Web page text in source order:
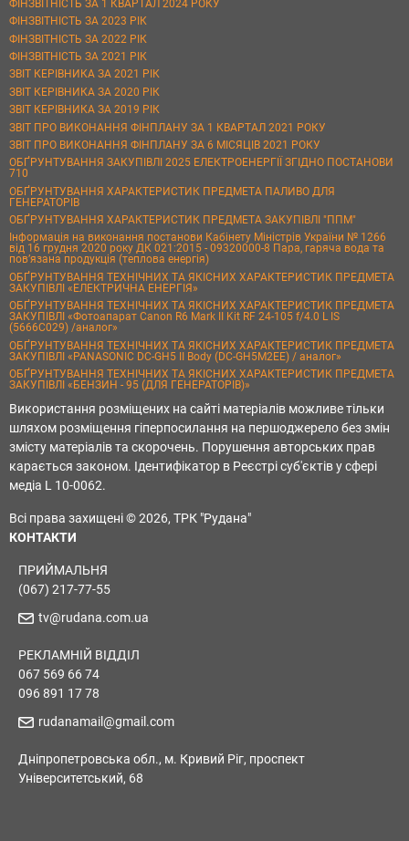
ФІНЗВІТНІСТЬ ЗА 1 КВАРТАЛ 2024 РОКУ
ФІНЗВІТНІСТЬ ЗА 2023 РІК
ФІНЗВІТНІСТЬ ЗА 2022 РІК
ФІНЗВІТНІСТЬ ЗА 2021 РІК
ЗВІТ КЕРІВНИКА ЗА 2021 РІК
ЗВІТ КЕРІВНИКА ЗА 2020 РІК
ЗВІТ КЕРІВНИКА ЗА 2019 РІК
ЗВІТ ПРО ВИКОНАННЯ ФІНПЛАНУ ЗА 1 КВАРТАЛ 2021 РОКУ
ЗВІТ ПРО ВИКОНАННЯ ФІНПЛАНУ ЗА 6 МІСЯЦІВ 2021 РОКУ
ОБҐРУНТУВАННЯ ЗАКУПІВЛІ 2025 ЕЛЕКТРОЕНЕРГІЇ ЗГІДНО ПОСТАНОВИ
710
ОБҐРУНТУВАННЯ ХАРАКТЕРИСТИК ПРЕДМЕТА ПАЛИВО ДЛЯ
ГЕНЕРАТОРІВ
ОБҐРУНТУВАННЯ ХАРАКТЕРИСТИК ПРЕДМЕТА ЗАКУПІВЛІ "ППМ"
Інформація на виконання постанови Кабінету Міністрів України № 1266
від 16 грудня 2020 року ДК 021:2015 - 09320000-8 Пара, гаряча вода та
пов’язана продукція (теплова енергія)
ОБҐРУНТУВАННЯ ТЕХНІЧНИХ ТА ЯКІСНИХ ХАРАКТЕРИСТИК ПРЕДМЕТА
ЗАКУПІВЛІ «ЕЛЕКТРИЧНА ЕНЕРГІЯ»
ОБҐРУНТУВАННЯ ТЕХНІЧНИХ ТА ЯКІСНИХ ХАРАКТЕРИСТИК ПРЕДМЕТА
ЗАКУПІВЛІ «Фотоапарат Canon R6 Mark II Kit RF 24-105 f/4.0 L IS
(5666C029) /аналог»
ОБҐРУНТУВАННЯ ТЕХНІЧНИХ ТА ЯКІСНИХ ХАРАКТЕРИСТИК ПРЕДМЕТА
ЗАКУПІВЛІ «PANASONIC DC-GH5 II Body (DC-GH5M2EE) / аналог»
ОБҐРУНТУВАННЯ ТЕХНІЧНИХ ТА ЯКІСНИХ ХАРАКТЕРИСТИК ПРЕДМЕТА
ЗАКУПІВЛІ «БЕНЗИН - 95 (ДЛЯ ГЕНЕРАТОРІВ)»
Використання розміщених на сайті матеріалів можливе тільки
шляхом розміщення гіперпосилання на першоджерело без змін
змісту матеріалів та скорочень. Порушення авторських прав
карається законом. Ідентифікатор в Реєстрі суб'єктів у сфері
медіа L 10-0062.
Всі права захищені © 2026, ТРК "Рудана"
КОНТАКТИ
ПРИЙМАЛЬНЯ
(067) 217-77-55
tv@rudana.com.ua
РЕКЛАМНІЙ ВІДДІЛ
067 569 66 74
096 891 17 78
rudanamail@gmail.com
Дніпропетровська обл., м. Кривий Ріг, проспект
Університетський, 68